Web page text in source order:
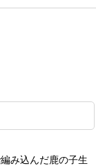
み込んだ鹿の子生